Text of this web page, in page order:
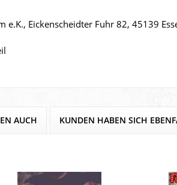
e.K., Eickenscheidter Fuhr 82, 45139
AUCH KUNDEN HABEN SICH